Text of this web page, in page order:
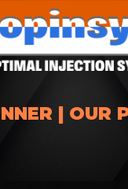
| OUR